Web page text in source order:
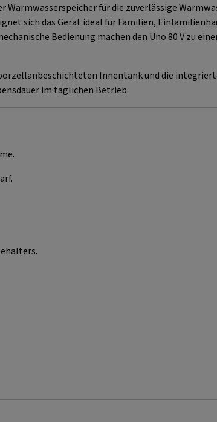
für die zuverlässige
sich das Gerät ideal für Familien,
Bedienung machen den Uno 80 V zu
Innentank und die
im täglichen Betrieb.